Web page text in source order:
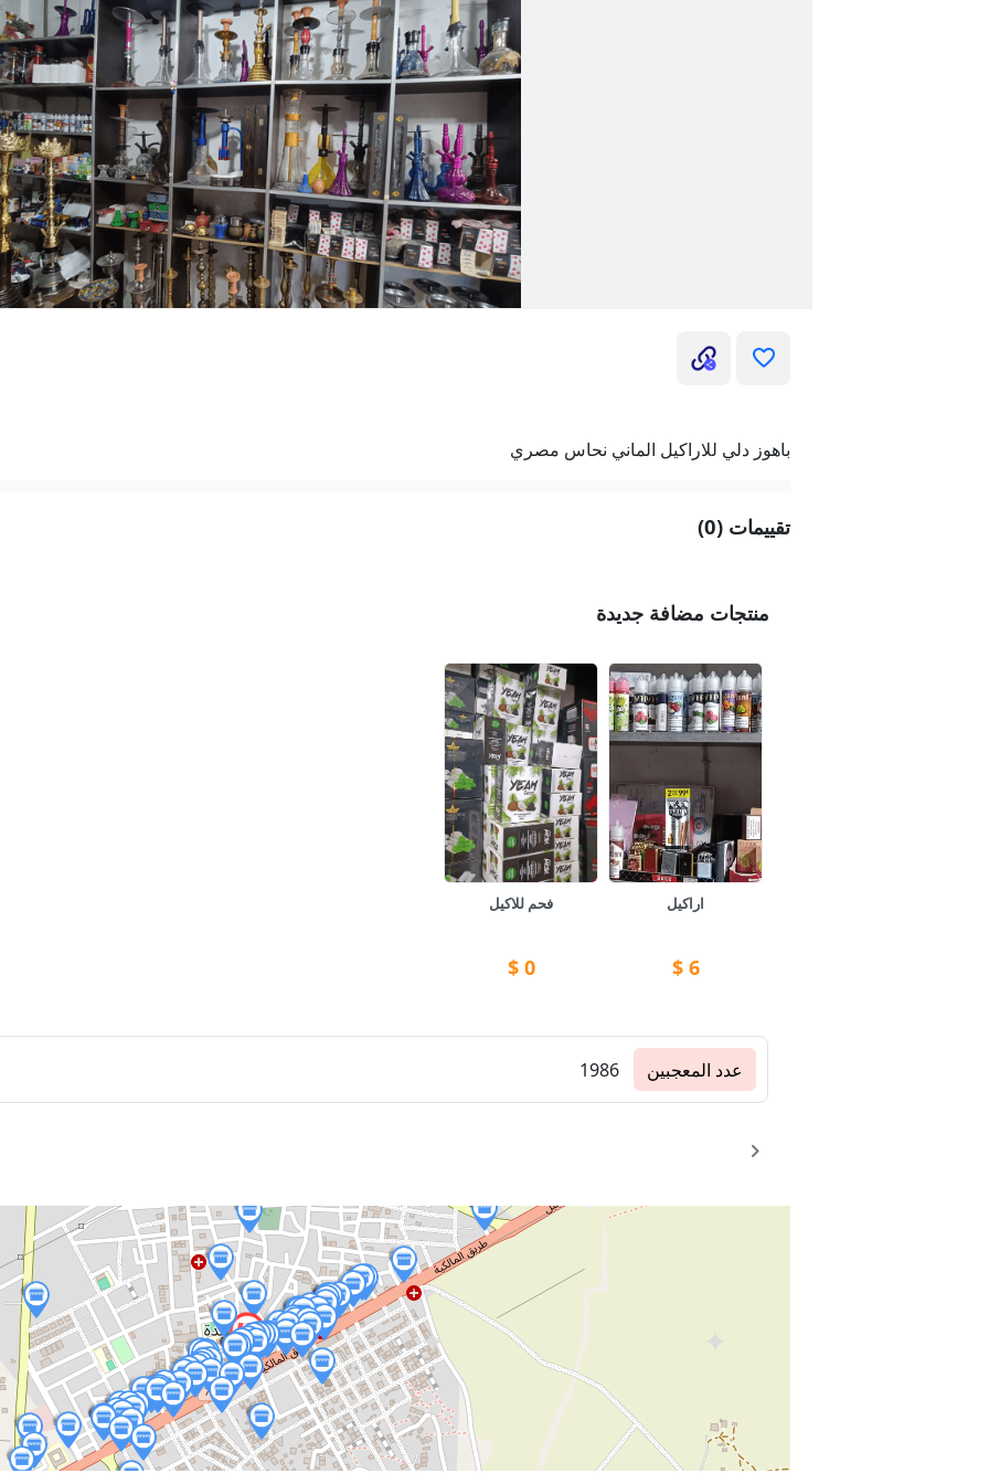
باهوز دلي للاراكيل الماني نحاس مصري
تقييمات (0)
منتجات مضافة جديدة
اراكيل
6
$
فحم للاكيل
0
$
1986 عدد المعجبين